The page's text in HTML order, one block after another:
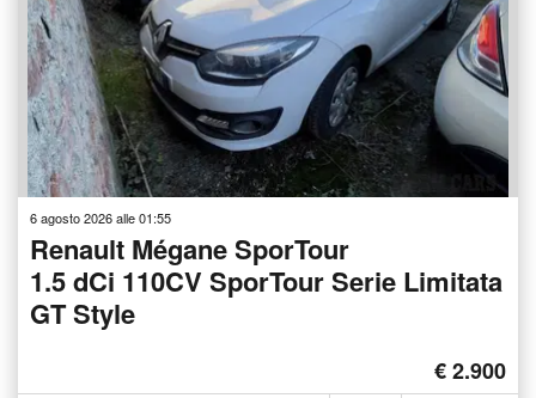
6 agosto 2026 alle 01:55
Renault Mégane SporTour
1.5 dCi 110CV SporTour Serie Limitata
GT Style
€ 2.900